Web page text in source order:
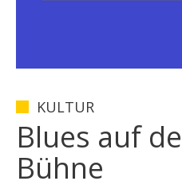
KULTUR
Blues auf
Bühne